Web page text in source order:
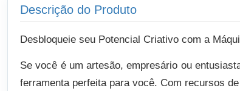
Descrição do Produto
Desbloqueie seu Potencial Criativo com a
Se você é um artesão, empresário ou
ferramenta perfeita para você. Com recursos